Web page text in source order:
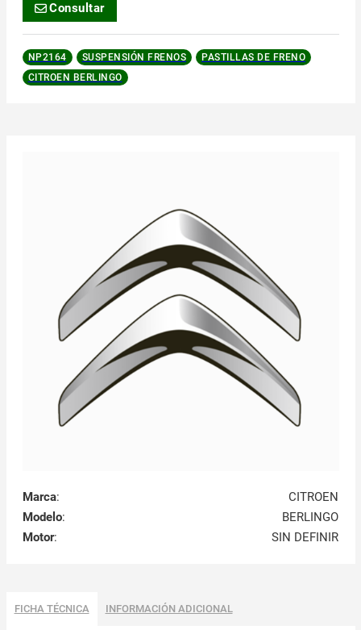
Consultar
NP2164 SUSPENSIÓN FRENOS
PASTILLAS DE FRENO
CITROEN BERLINGO
Marca:
CITROEN
Modelo:
BERLINGO
Motor: SIN DEFINIR
FICHA TÉCNICA INFORMACIÓN ADICIONAL